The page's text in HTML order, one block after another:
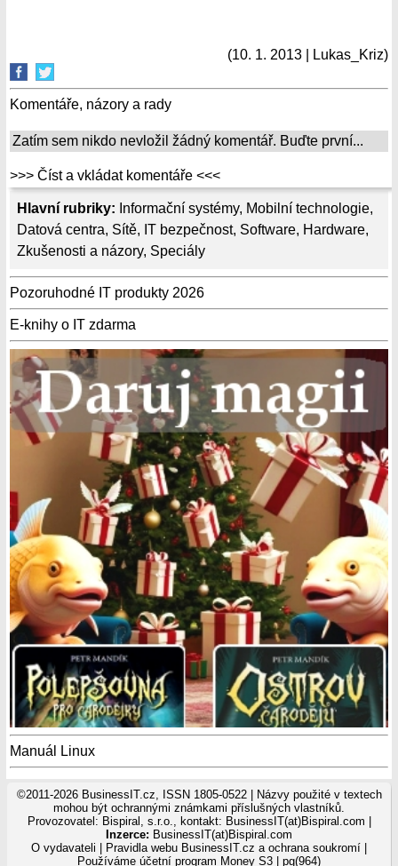
Hlavní rubriky: Informační systémy, Mobilní technologie,
Datová centra, Sítě, IT bezpečnost, Software, Hardware,
Zkušenosti a názory, Speciály
Pozoruhodné IT produkty 2026
E-knihy o IT zdarma
Manuál Linux
(10. 1. 2013 | Lukas_Kriz)
Komentáře, názory a rady
Zatím sem nikdo nevložil žádný komentář. Buďte první...
>>> Číst a vkládat komentáře <<<
©2011-2026 BusinessIT.cz, ISSN 1805-0522 | Názvy použité v textech
mohou být ochrannými známkami příslušných vlastníků.
Provozovatel: Bispiral, s.r.o., kontakt: BusinessIT(at)Bispiral.com |
Inzerce: BusinessIT(at)Bispiral.com
O vydavateli
Pravidla webu BusinessIT.cz a ochrana soukromí
Používáme účetní program Money S3 | pg(964)